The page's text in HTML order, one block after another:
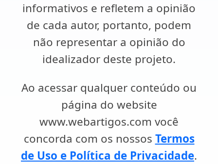
informativos e refletem a opinião
de cada autor, portanto, podem
não representar a opinião do
idealizador deste projeto.
Ao acessar qualquer conteúdo ou
página do website
www.webartigos.com você
concorda com os nossos Termos
de Uso e Política de Privacidade.